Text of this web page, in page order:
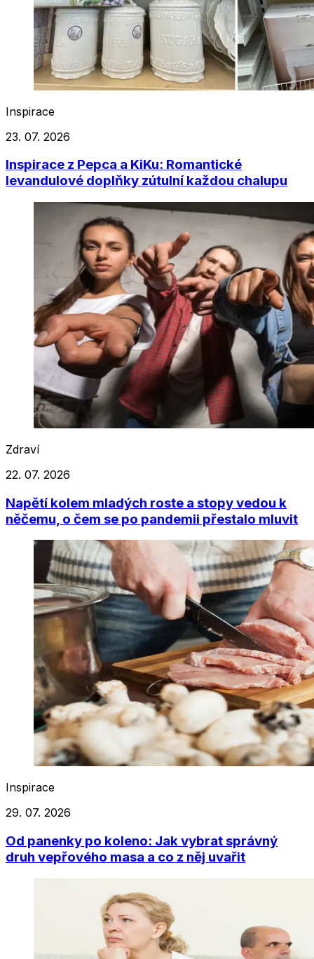
Inspirace
23. 07. 2026
Inspirace z Pepca a KiKu: Romantické
levandulové doplňky zútulní každou chalupu
Zdraví
22. 07. 2026
Napětí kolem mladých roste a stopy vedou k
něčemu, o čem se po pandemii přestalo mluvit
Inspirace
29. 07. 2026
Od panenky po koleno: Jak vybrat správný
druh vepřového masa a co z něj uvařit